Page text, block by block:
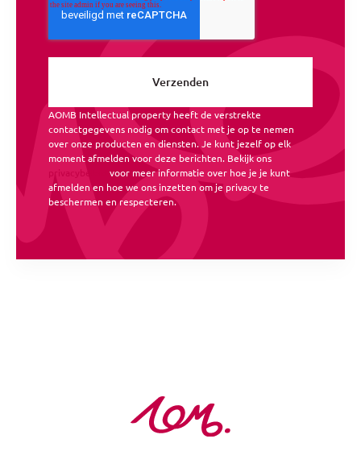
AOMB Intellectual property heeft de verstrekte
contactgegevens nodig om contact met je op te nemen
over onze producten en diensten. Je kunt jezelf op elk
moment afmelden voor deze berichten. Bekijk ons
voor meer informatie over hoe je je kunt
afmelden en hoe we ons inzetten om je privacy te
beschermen en respecteren.